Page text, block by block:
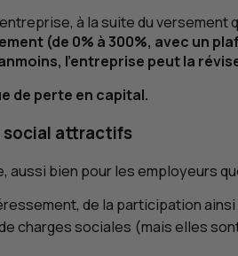
à la suite du
(de 0% à 300%, avec un
l’entreprise peut la
de perte en capital.
attractifs
aussi bien pour les employeurs
de la participation
charges sociales (mais elles